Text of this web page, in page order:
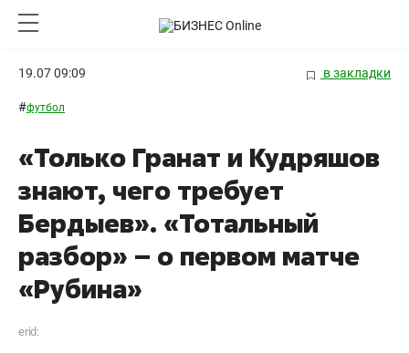
19.07 09:09 в закладки
#футбол
«Только Гранат и Кудряшов
знают, чего требует
Бердыев». «Тотальный
разбор» – о первом матче
«Рубина»
erid: